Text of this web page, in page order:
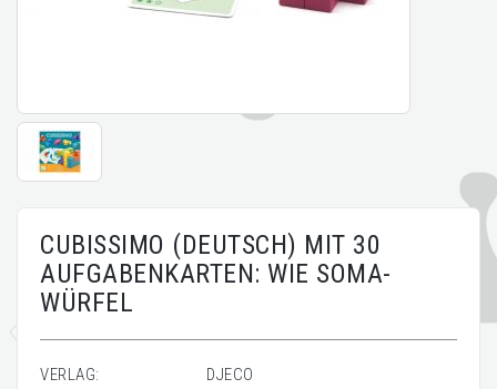
CUBISSIMO (DEUTSCH) MIT 30
AUFGABENKARTEN: WIE SOMA-
WÜRFEL
VERLAG:
DJECO